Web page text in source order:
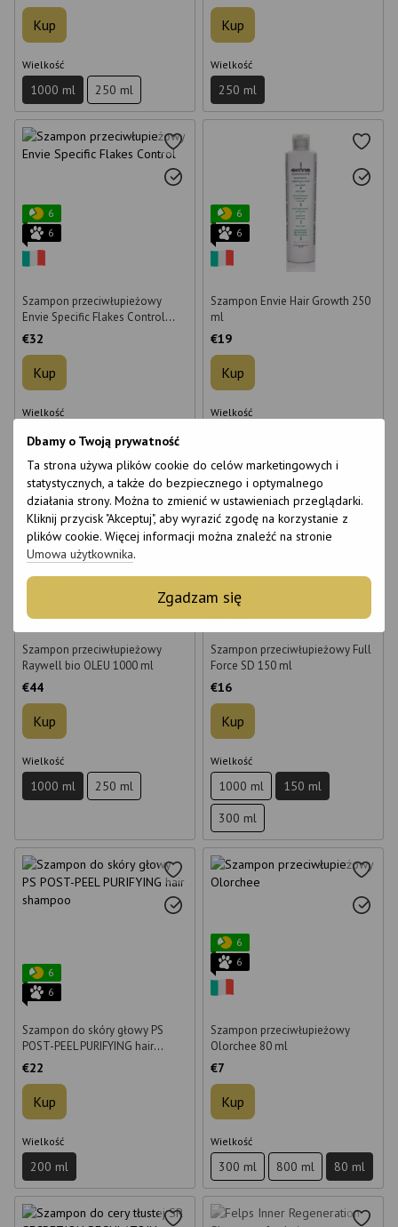
Dbamy o Twoją prywatność
Ta strona używa plików cookie do celów marketingowych i
statystycznych, a także do bezpiecznego i optymalnego
działania strony. Można to zmienić w ustawieniach przeglądarki.
Kliknij przycisk "Akceptuj", aby wyrazić zgodę na korzystanie z
plików cookie. Więcej informacji można znaleźć na stronie
Umowa użytkownika.
Zgadzam się
Kup
Wielkość
1000 ml 250 ml
Kup
Wielkość
250 ml
6
6
Szampon przeciwłupieżowy
Envie Specific Flakes Control
1000 ml
€32
Kup
Wielkość
1000 ml 250 ml
6
6
Szampon Envie Hair Growth 250
ml
€19
Kup
Wielkość
6
Szampon przeciwłupieżowy
Raywell bio OLEU 1000 ml
€44
Kup
Wielkość
1000 ml 250 ml
6
Szampon przeciwłupieżowy Full
Force SD 150 ml
€16
Kup
Wielkość
1000 ml
150 ml
300 ml
6
6
Szampon do skóry głowy PS
POST-PEEL PURIFYING hair
shampoo 200 ml
€22
Kup
Wielkość
200 ml
6
6
Szampon przeciwłupieżowy
Olorchee 80 ml
€7
Kup
Wielkość
300 ml 800 ml 80 ml